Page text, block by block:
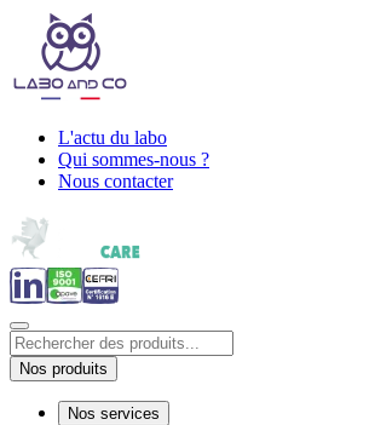
L'actu du labo
Qui sommes-nous ?
Nous contacter
Nos produits
Nos services